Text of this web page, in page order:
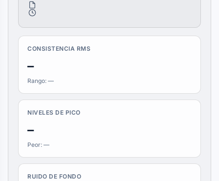
CONSISTENCIA RMS
—
Rango: —
NIVELES DE PICO
—
Peor: —
RUIDO DE FONDO